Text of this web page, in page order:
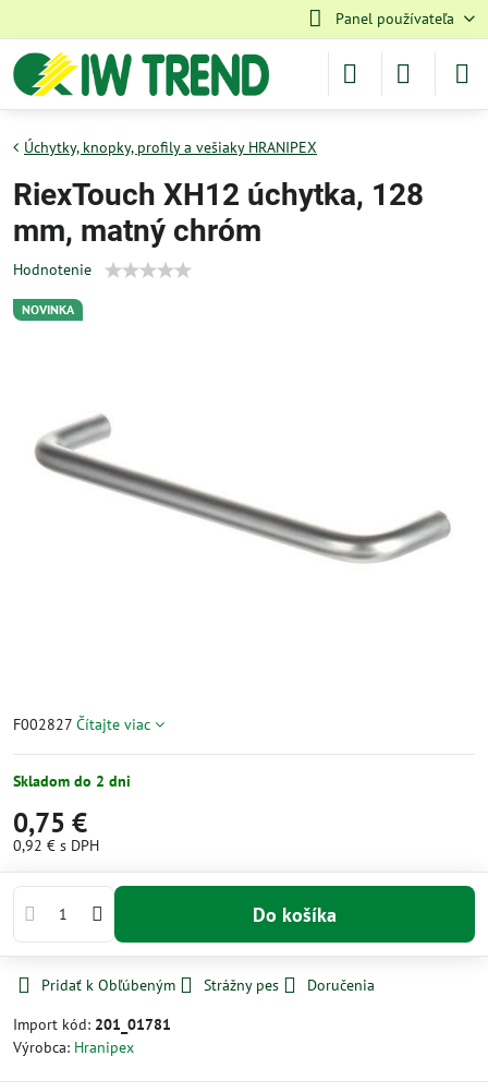
Panel používateľa
NOVINKA
Úchytky, knopky, profily a vešiaky HRANIPEX
RiexTouch XH12 úchytka, 128
mm, matný chróm
Hodnotenie
F002827 Čítajte viac
Skladom do 2 dni
0,75 €
0,92 € s DPH
Do košíka
Pridať k Obľúbeným Strážny pes
Doručenia
Import kód: 201_01781
Výrobca: Hranipex